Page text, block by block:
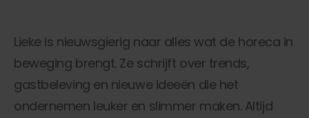
Lieke is nieuwsgierig naar alles wat de horeca in
beweging brengt. Ze schrijft over trends,
gastbeleving en nieuwe ideeën die het
ondernemen leuker en slimmer maken. Altijd